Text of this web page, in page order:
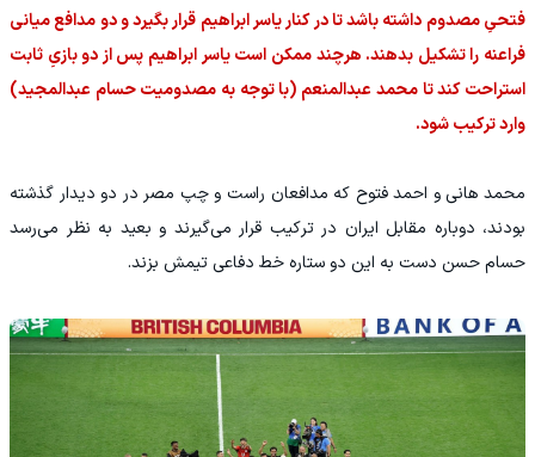
فتحیِ مصدوم داشته باشد تا در کنار یاسر ابراهیم قرار بگیرد و دو مدافع میانی
فراعنه را تشکیل بدهند. هرچند ممکن است یاسر ابراهیم پس از دو بازیِ ثابت
استراحت کند تا محمد عبدالمنعم (با توجه به مصدومیت حسام عبدالمجید)
وارد ترکیب شود.
محمد هانی و احمد فتوح که مدافعان راست و چپ مصر در دو دیدار گذشته
بودند، دوباره مقابل ایران در ترکیب قرار می‌گیرند و بعید به نظر می‌رسد
حسام حسن دست به این دو ستاره خط دفاعی تیمش بزند.